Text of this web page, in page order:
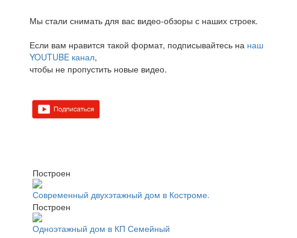
Мы стали снимать для вас видео-обзоры с наших строек.
Если вам нравится такой формат, подписывайтесь на наш
YOUTUBE канал,
чтобы не пропустить новые видео.
Построен
Современный двухэтажный дом в Костроме.
Построен
Одноэтажный дом в КП Семейный